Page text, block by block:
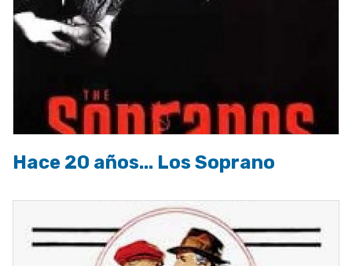
Hace 20 años... Los Soprano